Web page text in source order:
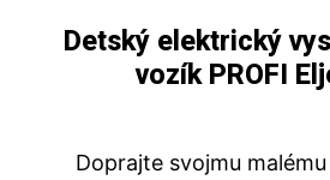
Detský elektrický
vozík PROFI
Doprajte svojmu